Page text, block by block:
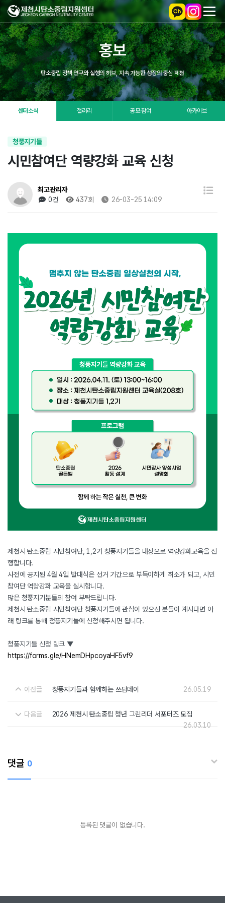
홍보
탄소중립 정책 연구와 실행의 허브, 지속 가능한 성장의 중심 제천
센터소식 갤러리 공모·참여 아카이브
청풍지기들
시민참여단 역량강화 교육 신청
최고관리자
0건
437회 26-03-25 14:09
제천시 탄소중립 시민참여단, 1,2기 청풍지기들을 대상으로 역량강화교육을 진
행합니다.
사전에 공지된 4월 4일 발대식은 선거 기간으로 부득이하게 취소가 되고, 시민
참여단 역량강화 교육을 실시합니다.
많은 청풍지기분들의 참여 부탁드립니다.
제천시 탄소중립 시민참여단 청풍지기들에 관심이 있으신 분들이 계시다면 아
래 링크를 통해 청풍지기들에 신청해주시면 됩니다.
청풍지기들 신청 링크 ▼
https://forms.gle/HNemDHpcoyaHF5vf9
이전글 청풍지기들과 함께하는 쓰담데이 26.05.19
다음글
2026 제천시 탄소중립 청년 그린리더 서포터즈 모집
26.03.10
댓글 0
등록된 댓글이 없습니다.